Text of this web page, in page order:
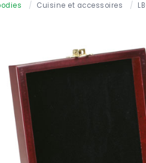
/ Cuisine et accessoires /